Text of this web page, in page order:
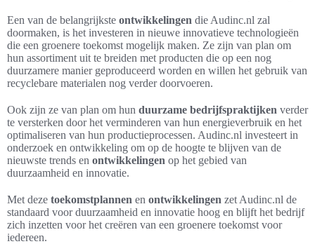
Een van de belangrijkste ontwikkelingen die Audinc.nl zal
doormaken, is het investeren in nieuwe innovatieve technologieën
die een groenere toekomst mogelijk maken. Ze zijn van plan om
hun assortiment uit te breiden met producten die op een nog
duurzamere manier geproduceerd worden en willen het gebruik van
recyclebare materialen nog verder doorvoeren.
Ook zijn ze van plan om hun duurzame bedrijfspraktijken verder
te versterken door het verminderen van hun energieverbruik en het
optimaliseren van hun productieprocessen. Audinc.nl investeert in
onderzoek en ontwikkeling om op de hoogte te blijven van de
nieuwste trends en ontwikkelingen op het gebied van
duurzaamheid en innovatie.
Met deze toekomstplannen en ontwikkelingen zet Audinc.nl de
standaard voor duurzaamheid en innovatie hoog en blijft het bedrijf
zich inzetten voor het creëren van een groenere toekomst voor
iedereen.